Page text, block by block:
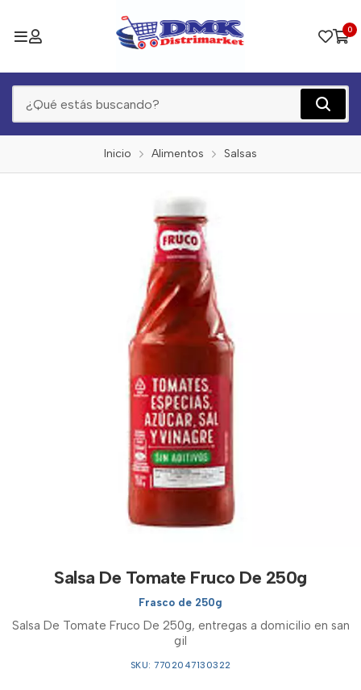
0
Inicio Alimentos Salsas
Salsa De Tomate Fruco De 250g
Frasco de 250g
Salsa De Tomate Fruco De 250g, entregas a domicilio en san
gil
SKU: 7702047130322